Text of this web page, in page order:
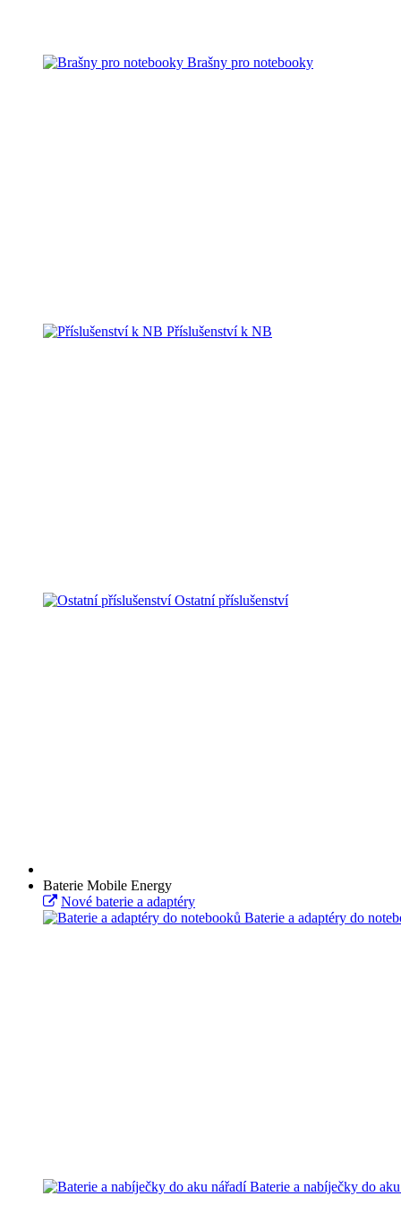
Brašny pro notebooky
Příslušenství k NB
Ostatní příslušenství
Baterie Mobile Energy
Nové baterie a adaptéry
Baterie a adaptéry do
Baterie a nabíječky do